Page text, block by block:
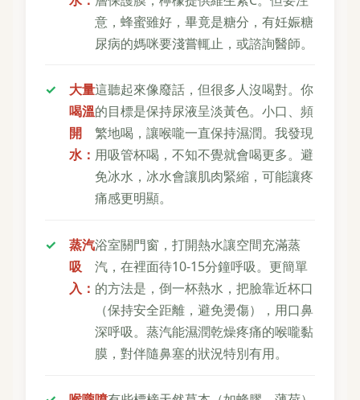
意，蜂蜜雖好，畢竟是糖分，有妊娠糖
尿病的媽咪要淺嘗輒止，或諮詢醫師。
大量
喝溫
開
水：
這聽起來像廢話，但很多人沒喝對。你
的目標是保持尿液呈淡黃色。小口、頻
繁地喝，讓喉嚨一直保持濕潤。我發現
用吸管杯喝，不知不覺就會喝更多。避
免冰水，冰水會讓肌肉緊縮，可能讓疼
痛感更明顯。
蒸汽
吸
入：
浴室關門窗，打開熱水讓空間充滿蒸
汽，在裡面待10-15分鐘呼吸。更簡單
的方法是，倒一杯熱水，把臉靠近杯口
（保持安全距離，避免燙傷），用口鼻
深呼吸。蒸汽能濕潤乾燥疼痛的喉嚨黏
膜，對伴隨鼻塞的狀況特別有用。